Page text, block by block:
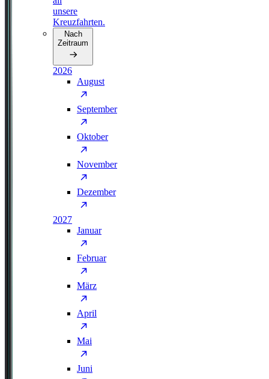
unsere
Kreuzfahrten.
Nach
Zeitraum
2026
August
September
Oktober
November
Dezember
2027
Januar
Februar
März
April
Mai
Juni